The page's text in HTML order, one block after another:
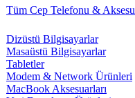
Tüm Cep Telefonu &
Dizüstü Bilgisayarlar
Masaüstü Bilgisayarlar
Tabletler
Modem & Network Ürünleri
MacBook Aksesuarları